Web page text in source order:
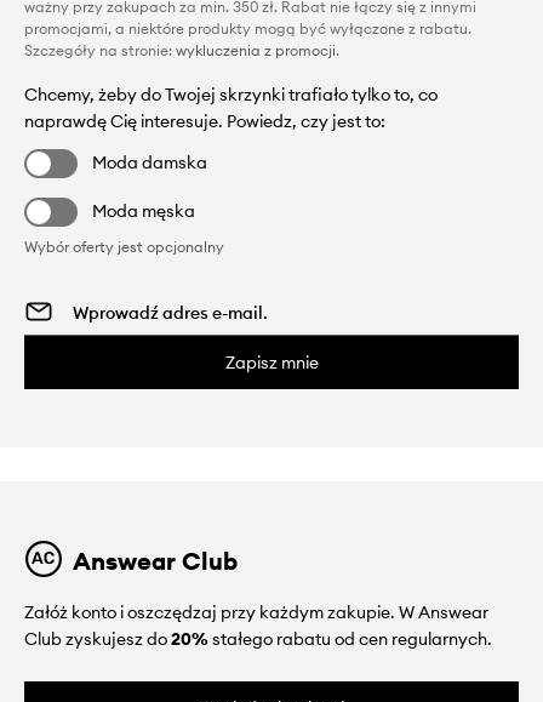
ważny przy zakupach za min. 350 zł. Rabat nie łączy się z innymi
promocjami, a niektóre produkty mogą być wyłączone z rabatu.
Szczegóły na stronie: wykluczenia z promocji.
Chcemy, żeby do Twojej skrzynki trafiało tylko to, co
naprawdę Cię interesuje. Powiedz, czy jest to:
Moda damska
Moda męska
Wybór oferty jest opcjonalny
Zapisz mnie
Answear Club
Załóż konto i oszczędzaj przy każdym zakupie. W Answear
Club zyskujesz do20%stałego rabatu od cen regularnych.